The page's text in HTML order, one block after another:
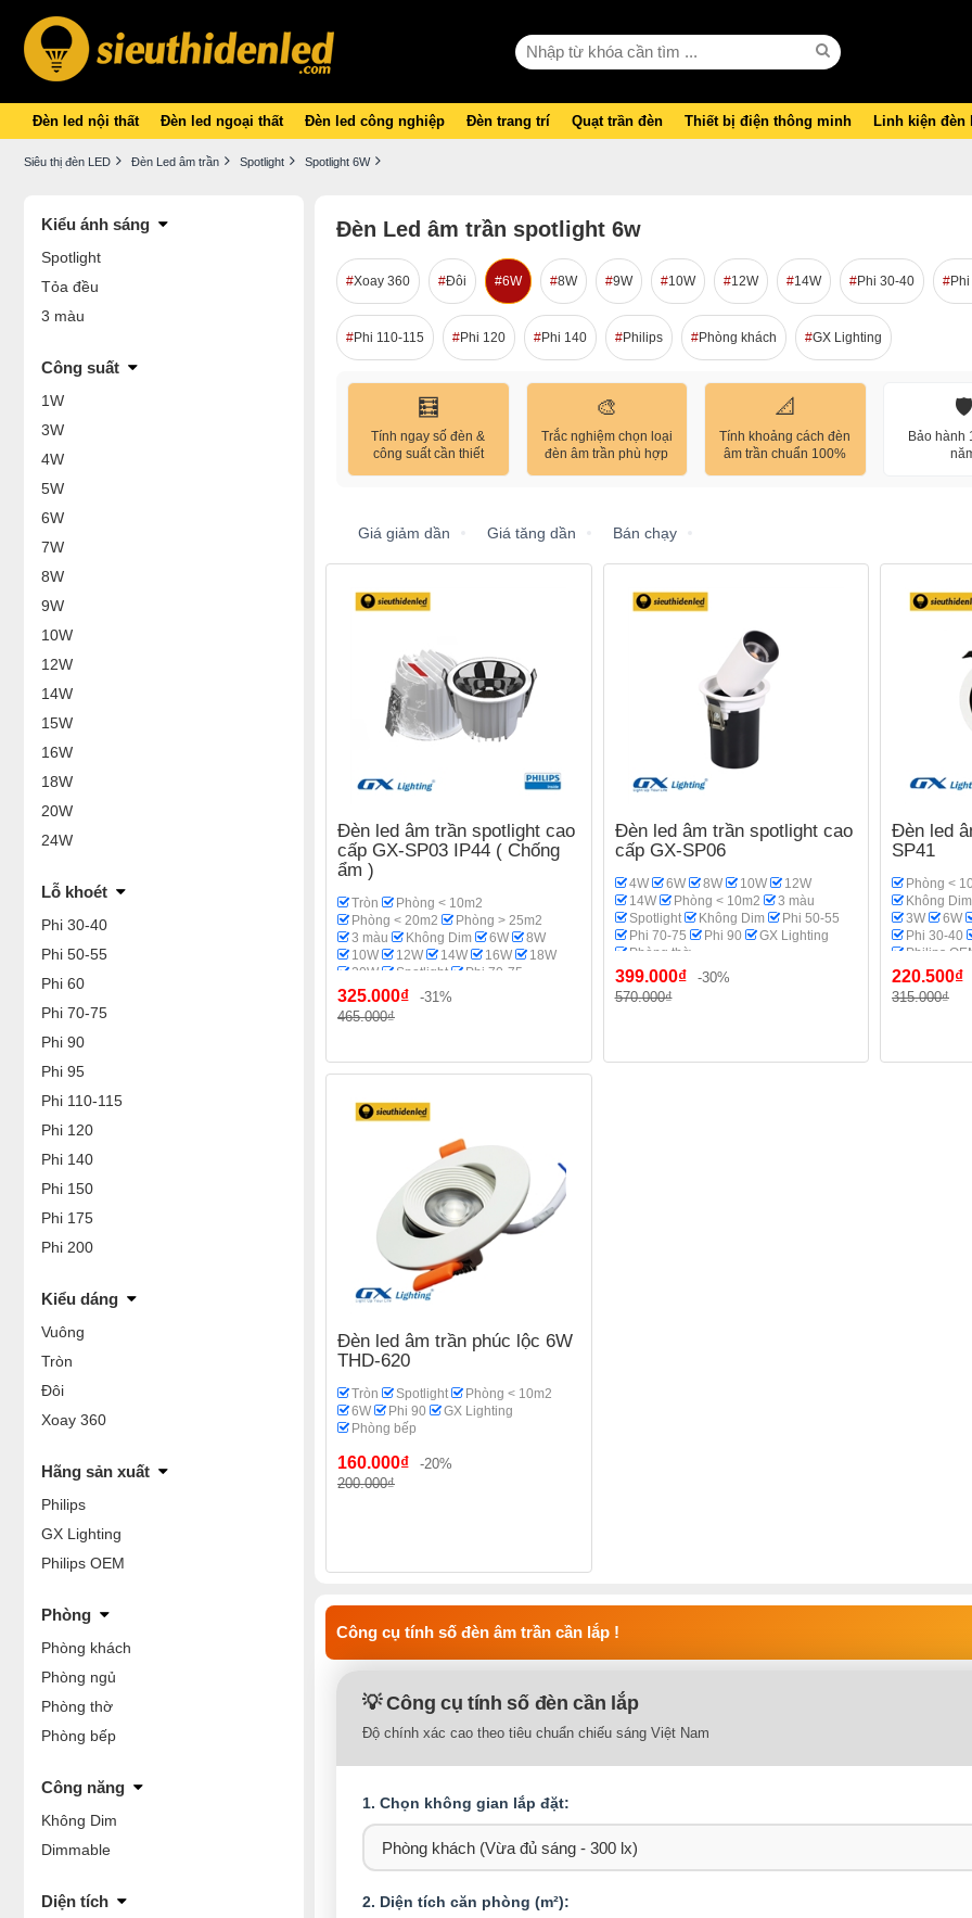
Đèn led nội thất Đèn led ngoại thất Đèn led công nghiệp Đèn trang trí Quạt trần đèn Thiết bị điện thông minh Linh kiện đèn
Siêu thị đèn LED Đèn Led âm trần Spotlight Spotlight 6W
Kiểu ánh sáng
Spotlight
Tỏa đều
3 màu
Công suất
1W
3W
4W
5W
6W
7W
8W
9W
10W
12W
14W
15W
16W
18W
20W
24W
Lỗ khoét
Phi 30-40
Phi 50-55
Phi 60
Phi 70-75
Phi 90
Phi 95
Phi 110-115
Phi 120
Phi 140
Phi 150
Phi 175
Phi 200
Kiểu dáng
Vuông
Tròn
Đôi
Xoay 360
Hãng sản xuất
Philips
GX Lighting
Philips OEM
Phòng
Phòng khách
Phòng ngủ
Phòng thờ
Phòng bếp
Công năng
Không Dim
Dimmable
Diện tích
Đèn Led âm trần spotlight 6w
Xoay 360 Đôi 6W 8W 9W 10W 12W 14W Phi 30-40
Phi 110-115 Phi 120 Phi 140 Philips Phòng khách GX Lighting
🧮
Tính ngay số đèn &
công suất cần thiết
🎨
Trắc nghiệm chọn loại
đèn âm trần phù hợp
📐
Tính khoảng cách đèn
âm trần chuẩn 100%
🛡️
Bảo hành
Giá giảm dần Giá tăng dần Bán chạy
Đèn led âm trần spotlight cao
cấp GX-SP03 IP44 ( Chống
ẩm )
Tròn
Phòng < 10m2
Phòng < 20m2
Phòng > 25m2
3 màu
Không Dim 6W
8W
10W
12W 14W 16W
18W
20W
Spotlight
Phi 70-75
Phi 95
Phi 110-115
Phòng bếp
325.000₫
-31%
465.000₫
Đèn led âm trần spotlight cao
cấp GX-SP06
4W 6W 8W 10W
12W
14W
Phòng < 10m2
3 màu
Spotlight
Không Dim
Phi 50-55
Phi 70-75
Phi 90
GX Lighting
Phòng thờ
399.000₫
-30%
570.000₫
Đèn led
SP41
Phòng <
Không Dim
3W
6W
Phi 30-40
Philips
220.500₫
315.000₫
Đèn led âm trần phúc lộc 6W
THD-620
Tròn Spotlight
Phòng < 10m2
6W
Phi 90
GX Lighting
Phòng bếp
160.000₫
-20%
200.000₫
Công cụ tính số đèn âm trần cần lắp !
💡 Công cụ tính số đèn cần lắp
Độ chính xác cao theo tiêu chuẩn chiếu sáng Việt Nam
1. Chọn không gian lắp đặt:
2. Diện tích căn phòng (m²):